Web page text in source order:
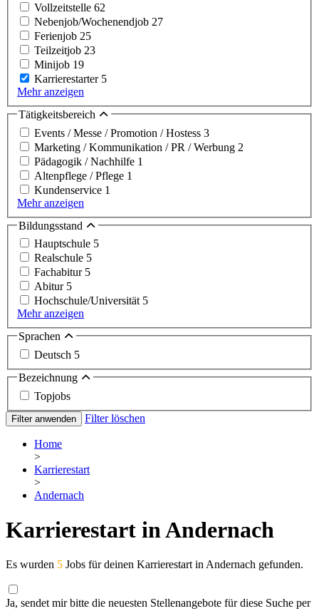
Vollzeitstelle 62
Nebenjob/Wochenendjob 27
Ferienjob 25
Teilzeitjob 23
Minijob 19
Karrierestarter 5
Mehr anzeigen
Tätigkeitsbereich
Events / Messe / Promotion / Hostess 3
Marketing / Kommunikation / PR / Werbung 2
Pädagogik / Nachhilfe 1
Altenpflege / Pflege 1
Kundenservice 1
Mehr anzeigen
Bildungsstand
Hauptschule 5
Realschule 5
Fachabitur 5
Abitur 5
Hochschule/Universität 5
Mehr anzeigen
Sprachen
Deutsch 5
Bezeichnung
Topjobs
Filter anwenden Filter löschen
Home
>
Karrierestart
>
Andernach
Karrierestart in Andernach
Es wurden 5 Jobs für deinen Karrierestart in Andernach gefunden.
Ja, sendet mir bitte die neuesten Stellenangebote für diese Suche per